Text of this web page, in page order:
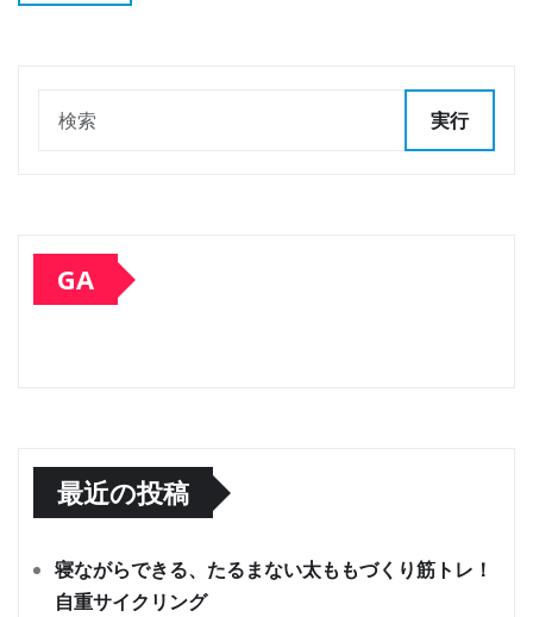
実行
GA
最近の投稿
寝ながらできる、たるまない太ももづくり筋トレ！
自重サイクリング